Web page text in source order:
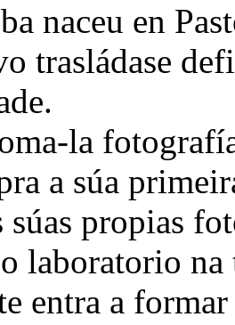
naceu en
trasládase
la
a súa
propias
laboratorio na
entra a